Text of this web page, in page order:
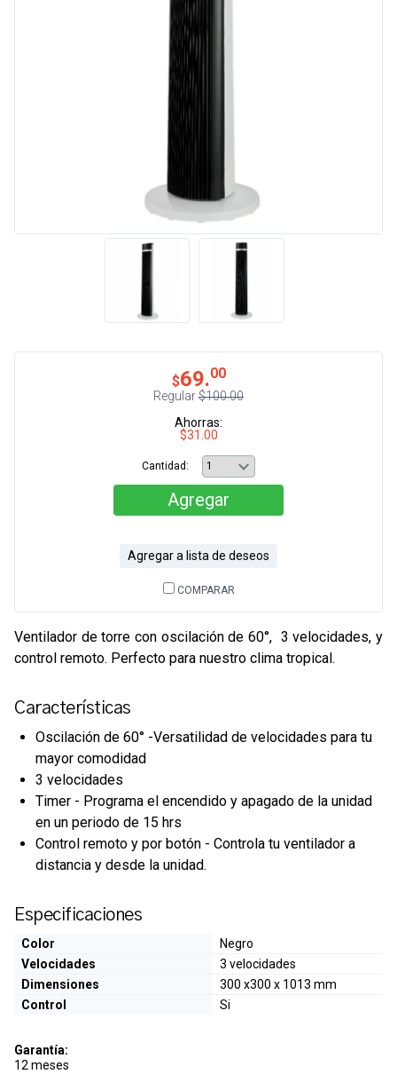
$69.00
Regular$100.00
Ahorras:
$31.00
Cantidad:
Agregar
Agregar a lista de deseos
COMPARAR
Ventilador de torre con oscilación de 60°, 3 velocidades, y
control remoto. Perfecto para nuestro clima tropical.
Características
Oscilación de 60° -Versatilidad de velocidades para tu
mayor comodidad
3 velocidades
Timer - Programa el encendido y apagado de la unidad
en un periodo de 15 hrs
Control remoto y por botón - Controla tu ventilador a
distancia y desde la unidad.
Especificaciones
Color
Negro
Velocidades
3 velocidades
Dimensiones
300 x300 x 1013 mm
Control
Si
Garantía:
12 meses